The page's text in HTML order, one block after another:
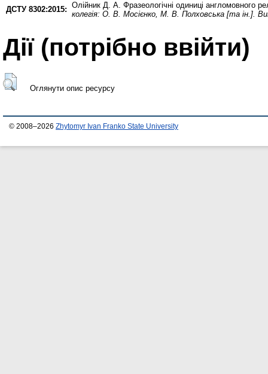
ДСТУ 8302:2015: Олійник Д. А. Фразеологічні одиниці англомовного
колегія: О. В. Мосієнко, М. В. Полховська [та ін.].
Дії ​​(потрібно ввійти)
Оглянути опис ресурсу
© 2008–2026 Zhytomyr Ivan Franko State University